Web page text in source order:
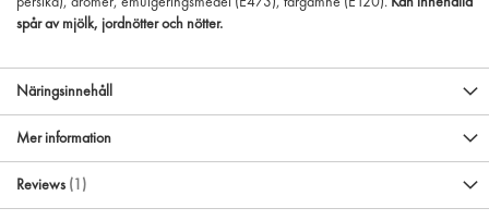
spår av mjölk, jordnötter och nötter.
Näringsinnehåll
Mer information
Reviews